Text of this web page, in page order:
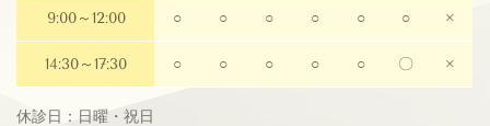
9:00～12:00 ○ ○ ○ ○ ○ ○ ×
14:30～17:30 ○ ○ ○ ○ ○ 〇 ×
休診日：日曜・祝日